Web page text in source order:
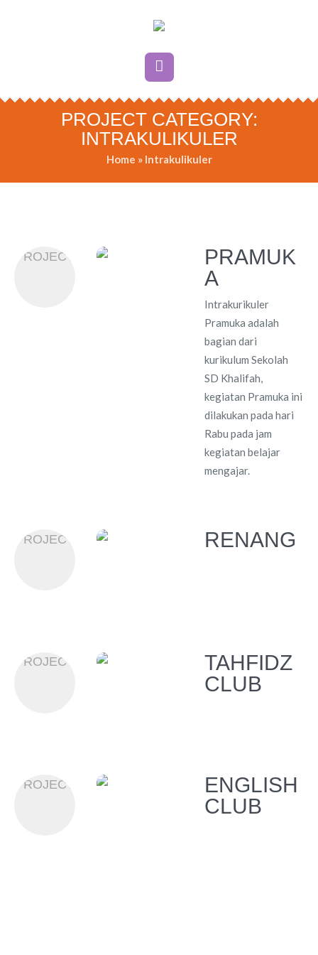
PROJECT CATEGORY:
INTRAKULIKULER
Home » Intrakulikuler
PROJECT
PRAMUK
A
Intrakurikuler
Pramuka adalah
bagian dari
kurikulum Sekolah
SD Khalifah,
kegiatan Pramuka ini
dilakukan pada hari
Rabu pada jam
kegiatan belajar
mengajar.
PROJECT RENANG
PROJECT
TAHFIDZ
CLUB
PROJECT
ENGLISH
CLUB